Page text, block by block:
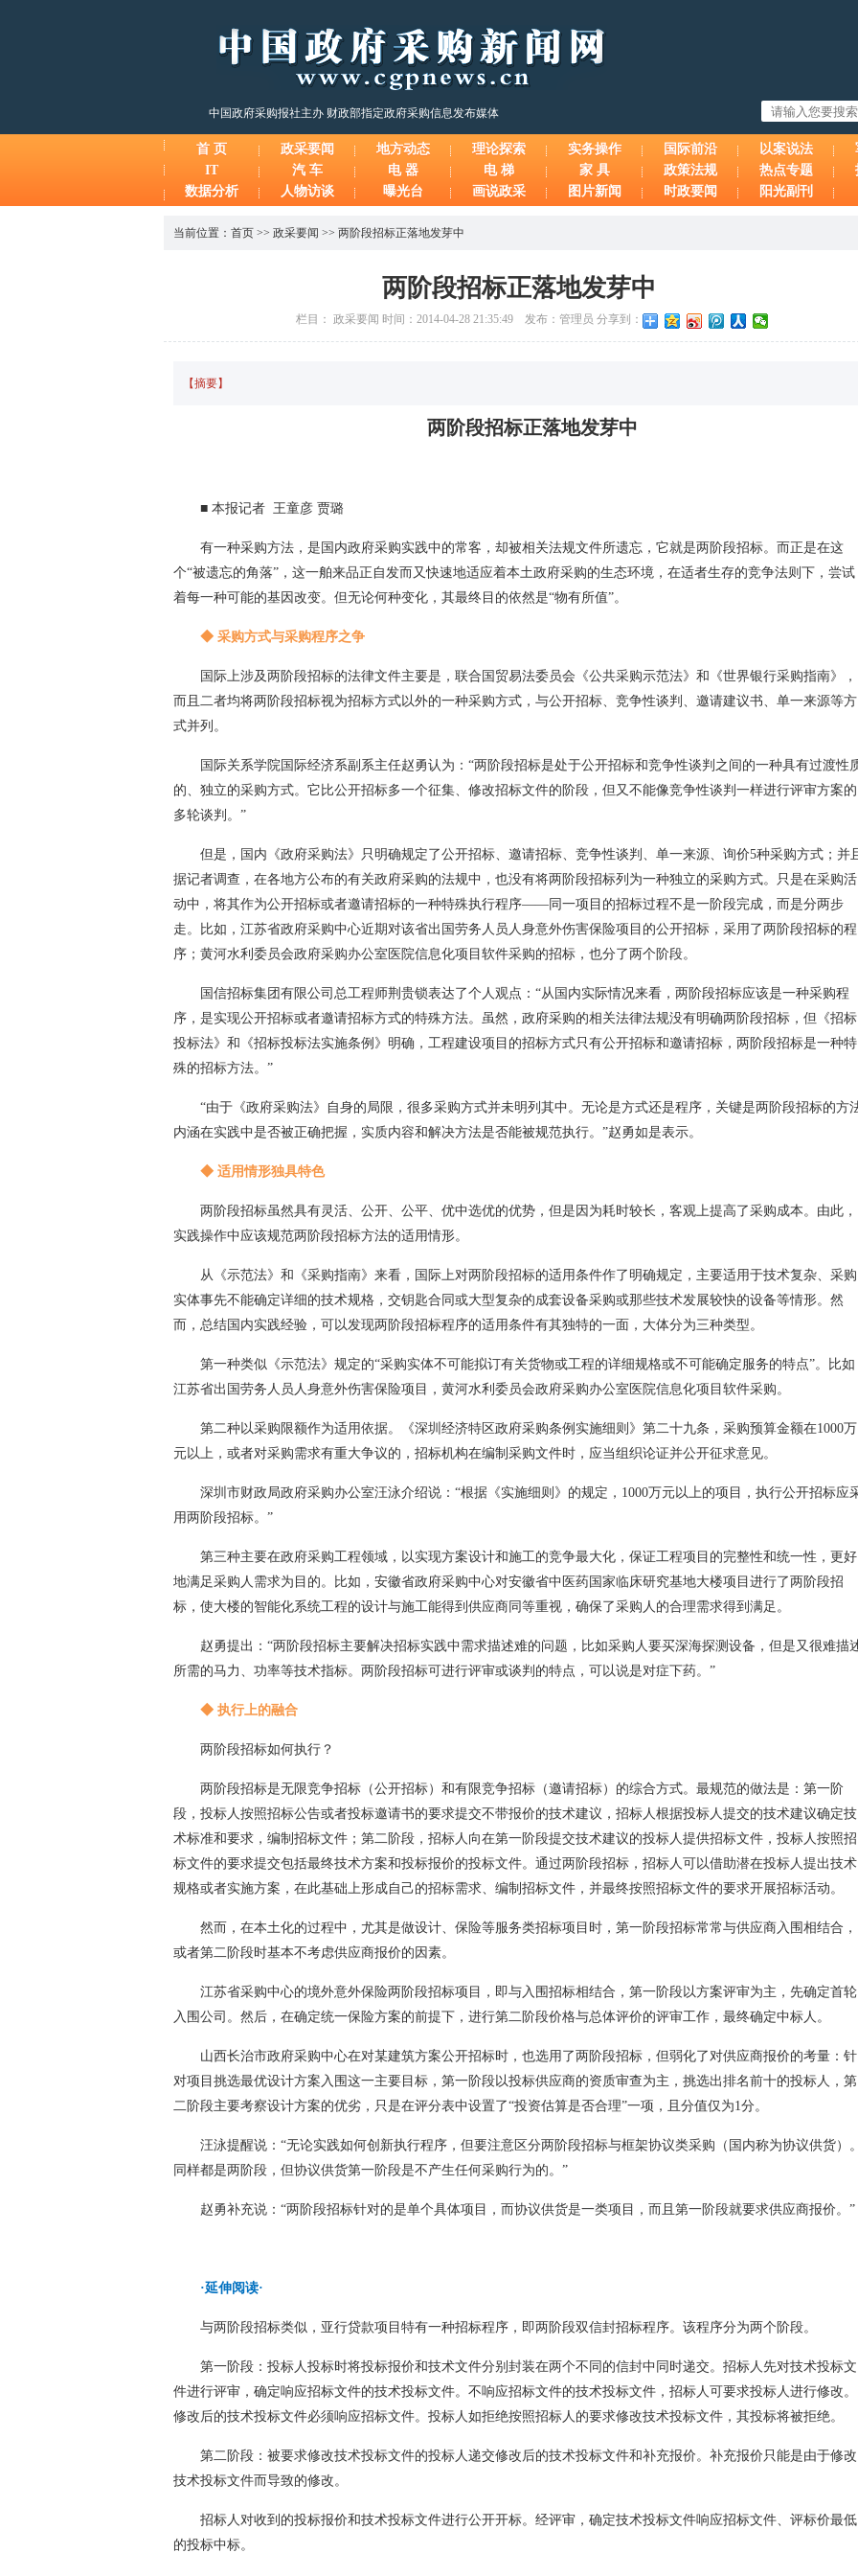
中国政府采购报社主办 财政部指定政府采购信息发布媒体
首 页 政采要闻 地方动态 理论探索 实务操作 国际前沿 以案说法
IT
汽 车 电 器 电 梯 家 具 政策法规 热点专题
数据分析
人物访谈 曝光台 画说政采 图片新闻 时政要闻 阳光副刊
当前位置： 首页 >> 政采要闻 >> 两阶段招标正落地发芽中
两阶段招标正落地发芽中
栏目： 政采要闻 时间：2014-04-28 21:35:49 发布：管理员 分享到：
【摘要】
两阶段招标正落地发芽中
■ 本报记者 王童彦 贾璐
有一种采购方法，是国内政府采购实践中的常客，却被相关法规文件所遗忘，它就是两阶段招标。而正是在这
个“被遗忘的角落”，这一舶来品正自发而又快速地适应着本土政府采购的生态环境，在适者生存的竞争法则下，尝试
着每一种可能的基因改变。但无论何种变化，其最终目的依然是“物有所值”。
◆ 采购方式与采购程序之争
国际上涉及两阶段招标的法律文件主要是，联合国贸易法委员会《公共采购示范法》和《世界银行采购指南》，
而且二者均将两阶段招标视为招标方式以外的一种采购方式，与公开招标、竞争性谈判、邀请建议书、单一来源等方
式并列。
国际关系学院国际经济系副系主任赵勇认为：“两阶段招标是处于公开招标和竞争性谈判之间的一种具有过渡性
的、独立的采购方式。它比公开招标多一个征集、修改招标文件的阶段，但又不能像竞争性谈判一样进行评审方案的
多轮谈判。”
但是，国内《政府采购法》只明确规定了公开招标、邀请招标、竞争性谈判、单一来源、询价5种采购方式；并
据记者调查，在各地方公布的有关政府采购的法规中，也没有将两阶段招标列为一种独立的采购方式。只是在采购活
动中，将其作为公开招标或者邀请招标的一种特殊执行程序——同一项目的招标过程不是一阶段完成，而是分两步
走。比如，江苏省政府采购中心近期对该省出国劳务人员人身意外伤害保险项目的公开招标，采用了两阶段招标的程
序；黄河水利委员会政府采购办公室医院信息化项目软件采购的招标，也分了两个阶段。
国信招标集团有限公司总工程师荆贵锁表达了个人观点：“从国内实际情况来看，两阶段招标应该是一种采购程
序，是实现公开招标或者邀请招标方式的特殊方法。虽然，政府采购的相关法律法规没有明确两阶段招标，但《招标
投标法》和《招标投标法实施条例》明确，工程建设项目的招标方式只有公开招标和邀请招标，两阶段招标是一种特
殊的招标方法。”
“由于《政府采购法》自身的局限，很多采购方式并未明列其中。无论是方式还是程序，关键是两阶段招标的方
内涵在实践中是否被正确把握，实质内容和解决方法是否能被规范执行。”赵勇如是表示。
◆ 适用情形独具特色
两阶段招标虽然具有灵活、公开、公平、优中选优的优势，但是因为耗时较长，客观上提高了采购成本。由此，
实践操作中应该规范两阶段招标方法的适用情形。
从《示范法》和《采购指南》来看，国际上对两阶段招标的适用条件作了明确规定，主要适用于技术复杂、采购
实体事先不能确定详细的技术规格，交钥匙合同或大型复杂的成套设备采购或那些技术发展较快的设备等情形。然
而，总结国内实践经验，可以发现两阶段招标程序的适用条件有其独特的一面，大体分为三种类型。
第一种类似《示范法》规定的“采购实体不可能拟订有关货物或工程的详细规格或不可能确定服务的特点”。比如
江苏省出国劳务人员人身意外伤害保险项目，黄河水利委员会政府采购办公室医院信息化项目软件采购。
第二种以采购限额作为适用依据。《深圳经济特区政府采购条例实施细则》第二十九条，采购预算金额在1000万
元以上，或者对采购需求有重大争议的，招标机构在编制采购文件时，应当组织论证并公开征求意见。
深圳市财政局政府采购办公室汪泳介绍说：“根据《实施细则》的规定，1000万元以上的项目，执行公开招标应
用两阶段招标。”
第三种主要在政府采购工程领域，以实现方案设计和施工的竞争最大化，保证工程项目的完整性和统一性，更好
地满足采购人需求为目的。比如，安徽省政府采购中心对安徽省中医药国家临床研究基地大楼项目进行了两阶段招
标，使大楼的智能化系统工程的设计与施工能得到供应商同等重视，确保了采购人的合理需求得到满足。
赵勇提出：“两阶段招标主要解决招标实践中需求描述难的问题，比如采购人要买深海探测设备，但是又很难描
所需的马力、功率等技术指标。两阶段招标可进行评审或谈判的特点，可以说是对症下药。”
◆ 执行上的融合
两阶段招标如何执行？
两阶段招标是无限竞争招标（公开招标）和有限竞争招标（邀请招标）的综合方式。最规范的做法是：第一阶
段，投标人按照招标公告或者投标邀请书的要求提交不带报价的技术建议，招标人根据投标人提交的技术建议确定技
术标准和要求，编制招标文件；第二阶段，招标人向在第一阶段提交技术建议的投标人提供招标文件，投标人按照招
标文件的要求提交包括最终技术方案和投标报价的投标文件。通过两阶段招标，招标人可以借助潜在投标人提出技术
规格或者实施方案，在此基础上形成自己的招标需求、编制招标文件，并最终按照招标文件的要求开展招标活动。
然而，在本土化的过程中，尤其是做设计、保险等服务类招标项目时，第一阶段招标常常与供应商入围相结合，
或者第二阶段时基本不考虑供应商报价的因素。
江苏省采购中心的境外意外保险两阶段招标项目，即与入围招标相结合，第一阶段以方案评审为主，先确定首轮
入围公司。然后，在确定统一保险方案的前提下，进行第二阶段价格与总体评价的评审工作，最终确定中标人。
山西长治市政府采购中心在对某建筑方案公开招标时，也选用了两阶段招标，但弱化了对供应商报价的考量：针
对项目挑选最优设计方案入围这一主要目标，第一阶段以投标供应商的资质审查为主，挑选出排名前十的投标人，第
二阶段主要考察设计方案的优劣，只是在评分表中设置了“投资估算是否合理”一项，且分值仅为1分。
汪泳提醒说：“无论实践如何创新执行程序，但要注意区分两阶段招标与框架协议类采购（国内称为协议供货）
同样都是两阶段，但协议供货第一阶段是不产生任何采购行为的。”
赵勇补充说：“两阶段招标针对的是单个具体项目，而协议供货是一类项目，而且第一阶段就要求供应商报价。”
·延伸阅读·
与两阶段招标类似，亚行贷款项目特有一种招标程序，即两阶段双信封招标程序。该程序分为两个阶段。
第一阶段：投标人投标时将投标报价和技术文件分别封装在两个不同的信封中同时递交。招标人先对技术投标文
件进行评审，确定响应招标文件的技术投标文件。不响应招标文件的技术投标文件，招标人可要求投标人进行修改。
修改后的技术投标文件必须响应招标文件。投标人如拒绝按照招标人的要求修改技术投标文件，其投标将被拒绝。
第二阶段：被要求修改技术投标文件的投标人递交修改后的技术投标文件和补充报价。补充报价只能是由于修改
技术投标文件而导致的修改。
招标人对收到的投标报价和技术投标文件进行公开开标。经评审，确定技术投标文件响应招标文件、评标价最低
的投标中标。